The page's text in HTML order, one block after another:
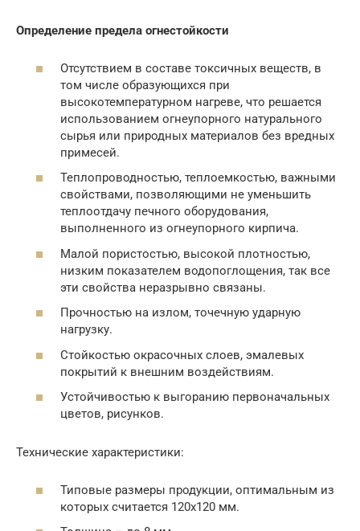
Определение предела огнестойкости
Отсутствием в составе токсичных веществ, в
том числе образующихся при
высокотемпературном нагреве, что решается
использованием огнеупорного натурального
сырья или природных материалов без вредных
примесей.
Теплопроводностью, теплоемкостью, важными
свойствами, позволяющими не уменьшить
теплоотдачу печного оборудования,
выполненного из огнеупорного кирпича.
Малой пористостью, высокой плотностью,
низким показателем водопоглощения, так все
эти свойства неразрывно связаны.
Прочностью на излом, точечную ударную
нагрузку.
Стойкостью окрасочных слоев, эмалевых
покрытий к внешним воздействиям.
Устойчивостью к выгоранию первоначальных
цветов, рисунков.
Технические характеристики:
Типовые размеры продукции, оптимальным из
которых считается 120х120 мм.